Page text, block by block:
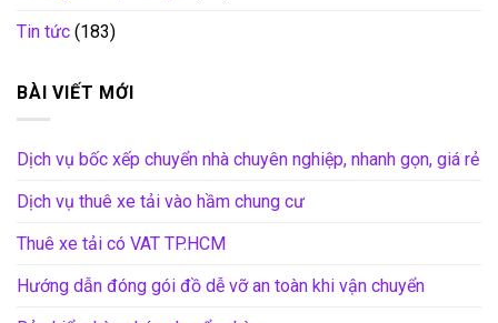
Tin tức (183)
BÀI VIẾT MỚI
Dịch vụ bốc xếp chuyển nhà chuyên nghiệp, nhanh gọn, giá rẻ
Dịch vụ thuê xe tải vào hầm chung cư
Thuê xe tải có VAT TP.HCM
Hướng dẫn đóng gói đồ dễ vỡ an toàn khi vận chuyển